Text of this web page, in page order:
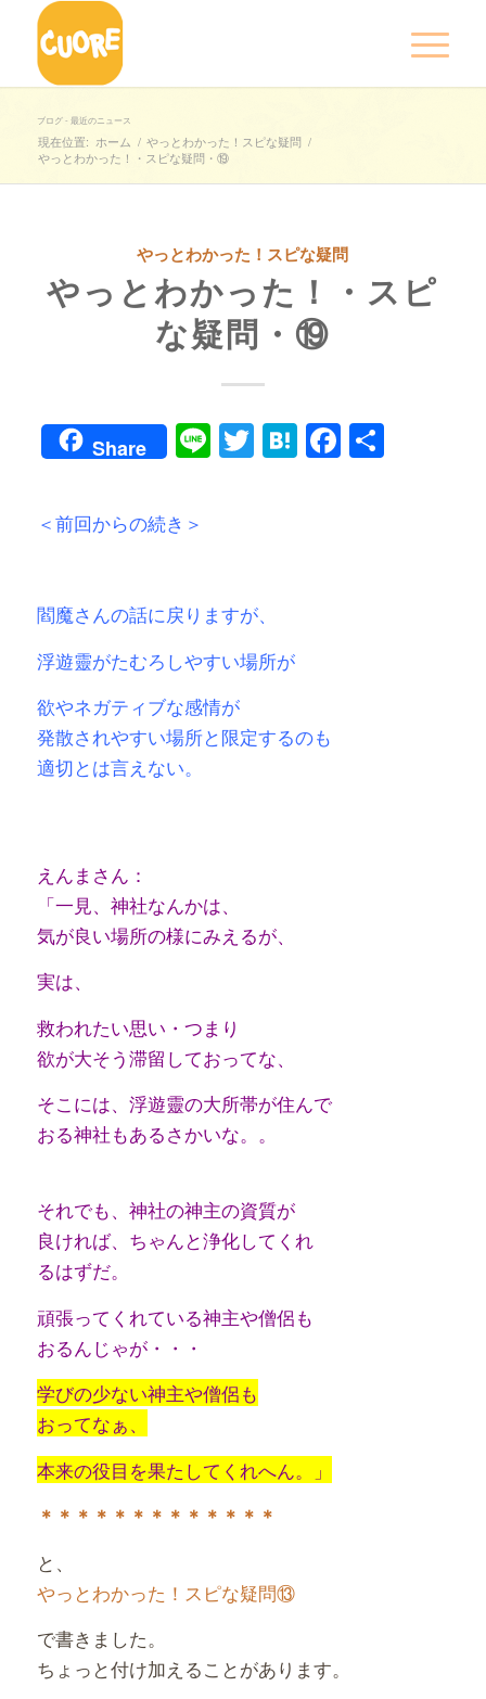
ブログ - 最近のニュース
現在位置: ホーム / やっとわかった！スピな疑問 /
やっとわかった！・スピな疑問・⑲
やっとわかった！スピな疑問
やっとわかった！・スピ
な疑問・⑲
Share LineTwitter
Hatena共
＜前回からの続き＞
閻魔さんの話に戻りますが、
浮遊靈がたむろしやすい場所が
欲やネガティブな感情が
発散されやすい場所と限定するのも
適切とは言えない。
えんまさん：
「一見、神社なんかは、
気が良い場所の様にみえるが、
実は、
救われたい思い・つまり
欲が大そう滞留しておってな、
そこには、浮遊靈の大所帯が住んで
おる神社もあるさかいな。。
それでも、神社の神主の資質が
良ければ、ちゃんと浄化してくれ
るはずだ。
頑張ってくれている神主や僧侶も
おるんじゃが・・・
学びの少ない神主や僧侶も
おってなぁ、
本来の役目を果たしてくれへん。」
＊＊＊＊＊＊＊＊＊＊＊＊＊
と、
やっとわかった！スピな疑問⑬
で書きました。
ちょっと付け加えることがあります。